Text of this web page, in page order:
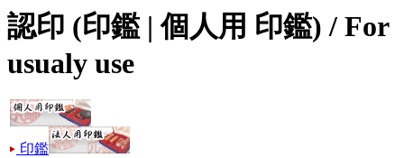
認印 (印鑑 | 個人用 印鑑) / For
usualy use
印鑑